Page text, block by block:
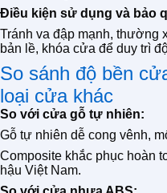
Điều kiện sử dụng và bảo
Tránh va đập mạnh, thường
bản lề, khóa cửa để duy trì
So sánh độ bền
loại cửa khác
So với cửa gỗ tự nhiên:
Gỗ tự nhiên dễ cong vênh,
Composite khắc phục hoàn
hậu Việt Nam.